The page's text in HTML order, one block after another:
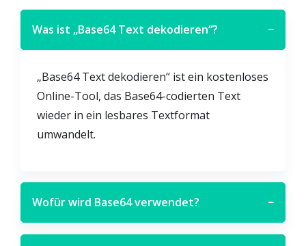
Was ist „Base64 Text dekodieren“? −
„Base64 Text dekodieren“ ist ein kostenloses
Online-Tool, das Base64-codierten Text
wieder in ein lesbares Textformat
umwandelt.
Wofür wird Base64 verwendet? −